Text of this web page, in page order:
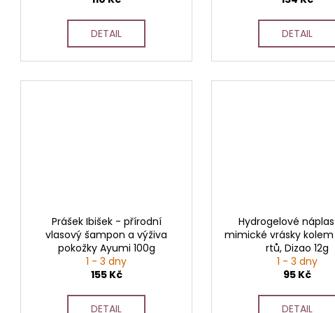
DETAIL DETAIL
Prášek Ibišek - přírodní
vlasový šampon a výživa
pokožky Ayumi 100g
1 - 3 dny
155 Kč
DETAIL
Hydrogelové
mimické vrásky
rtů, Dizao 12g
1 - 3 dny
95 Kč
DETAIL